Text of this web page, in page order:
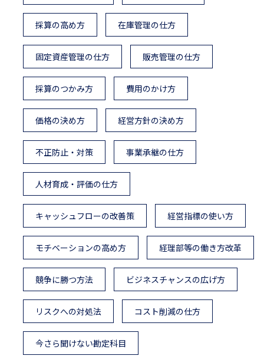
採算の高め方 在庫管理の仕方
固定資産管理の仕方 販売管理の仕方
採算のつかみ方 費用のかけ方
価格の決め方 経営方針の決め方
不正防止・対策 事業承継の仕方
人材育成・評価の仕方
キャッシュフローの改善策 経営指標の使い方
モチベーションの高め方 経理部等の働き方改革
競争に勝つ方法 ビジネスチャンスの広げ方
リスクへの対処法 コスト削減の仕方
今さら聞けない勘定科目